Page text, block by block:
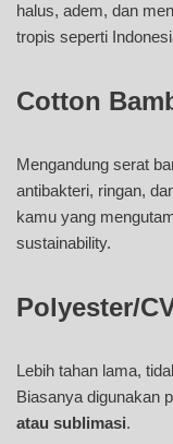
halus, adem, dan
tropis seperti
Cotton
Mengandung serat
antibakteri, ringan,
kamu yang
sustainability.
Polyester/
Lebih tahan lama,
Biasanya digunakan
atau sublimasi.